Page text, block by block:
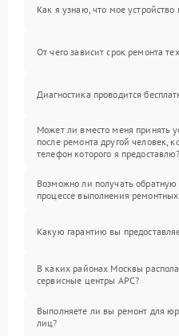
Как я узнаю, что мое устройство
От чего зависит срок ремонта
Диагностика проводится
Может ли вместо меня принять
после ремонта другой человек,
телефон которого я предоставлю?
Возможно ли получать обратную
процессе выполнения ремонтных
Какую гарантию вы
В каких районах Москвы
сервисные центры APC?
Выполняете ли вы ремонт для
лиц?